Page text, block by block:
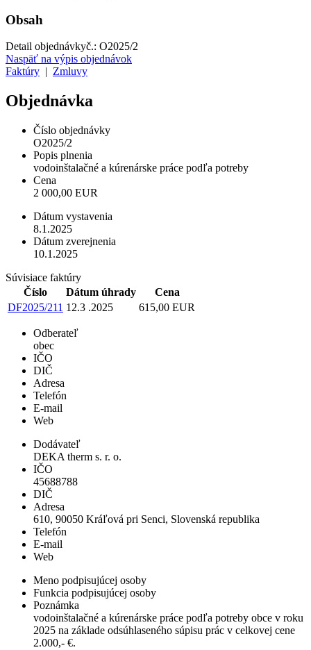
Obsah
Detail objednávkyč.: O2025/2
Naspäť na výpis objednávok
Faktúry
Zmluvy
Objednávka
Číslo objednávky
O2025/2
Popis plnenia
vodoinštalačné a kúrenárske práce podľa potreby
Cena
2 000,00 EUR
Dátum vystavenia
8.1.2025
Dátum zverejnenia
10.1.2025
Súvisiace faktúry
Číslo
Dátum úhrady
Cena
DF2025/211 12.3 .2025 615,00 EUR
Odberateľ
obec
IČO
DIČ
Adresa
Telefón
E-mail
Web
Dodávateľ
DEKA therm s. r. o.
IČO
45688788
DIČ
Adresa
610, 90050 Kráľová pri Senci, Slovenská republika
Telefón
E-mail
Web
Meno podpisujúcej osoby
Funkcia podpisujúcej osoby
Poznámka
vodoinštalačné a kúrenárske práce podľa potreby obce v roku
2025 na základe odsúhlaseného súpisu prác v celkovej cene
2.000,- €.